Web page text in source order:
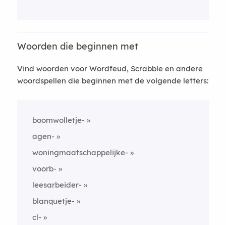
Woorden die beginnen met
Vind woorden voor Wordfeud, Scrabble en andere
woordspellen die beginnen met de volgende letters:
boomwolletje-
agen-
woningmaatschappelijke-
voorb-
leesarbeider-
blanquetje-
cl-